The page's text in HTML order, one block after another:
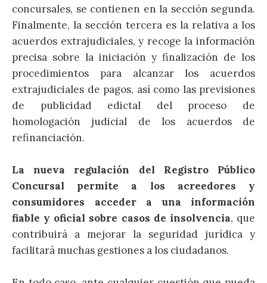
concursales, se contienen en la sección segunda.
Finalmente, la sección tercera es la relativa a los
acuerdos extrajudiciales, y recoge la información
precisa sobre la iniciación y finalización de los
procedimientos para alcanzar los acuerdos
extrajudiciales de pagos, así como las previsiones
de publicidad edictal del proceso de
homologación judicial de los acuerdos de
refinanciación.
La nueva regulación del Registro Público
Concursal permite a los acreedores y
consumidores acceder a una información
fiable y oficial sobre casos de insolvencia, que
contribuirá a mejorar la seguridad jurídica y
facilitará muchas gestiones a los ciudadanos.